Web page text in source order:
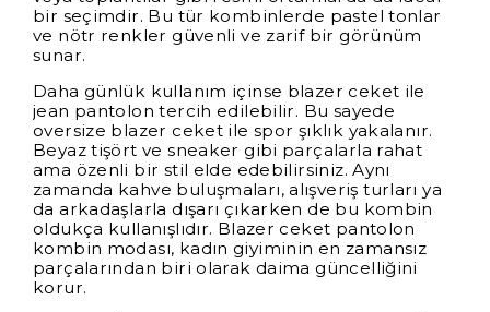
bir seçimdir. Bu tür kombinlerde pastel tonlar
ve nötr renkler güvenli ve zarif bir görünüm
sunar.
Daha günlük kullanım içinse blazer ceket ile
jean pantolon tercih edilebilir. Bu sayede
oversize blazer ceket ile spor şıklık yakalanır.
Beyaz tişört ve sneaker gibi parçalarla rahat
ama özenli bir stil elde edebilirsiniz. Aynı
zamanda kahve buluşmaları, alışveriş turları ya
da arkadaşlarla dışarı çıkarken de bu kombin
oldukça kullanışlıdır. Blazer ceket pantolon
kombin modası, kadın giyiminin en zamansız
parçalarından biri olarak daima güncelliğini
korur.